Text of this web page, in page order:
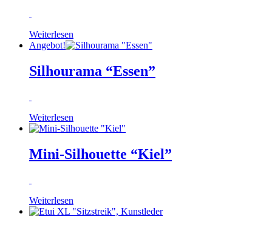
Weiterlesen
Angebot!
Silhourama “Essen”
Weiterlesen
Mini-Silhouette “Kiel”
Weiterlesen